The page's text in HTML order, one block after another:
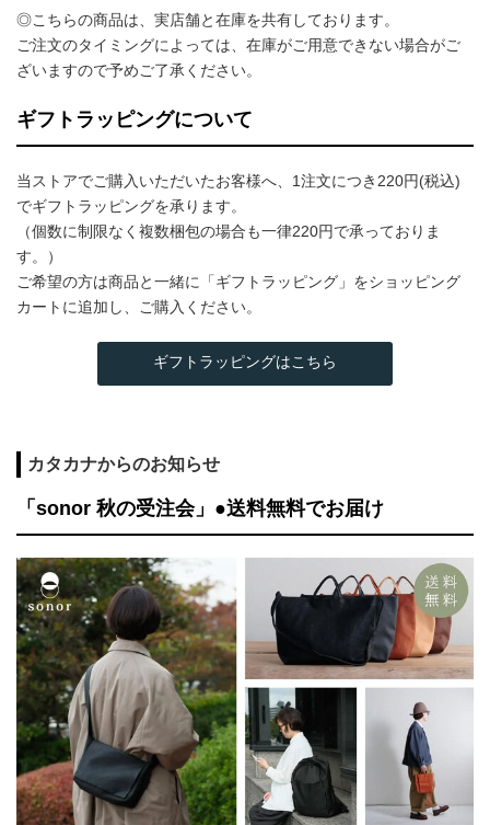
◎こちらの商品は、実店舗と在庫を共有しております。
ご注文のタイミングによっては、在庫がご用意できない場合がご
ざいますので予めご了承ください。
ギフトラッピングについて
当ストアでご購入いただいたお客様へ、1注文につき220円(税込)
でギフトラッピングを承ります。
（個数に制限なく複数梱包の場合も一律220円で承っておりま
す。）
ご希望の方は商品と一緒に「ギフトラッピング」をショッピング
カートに追加し、ご購入ください。
ギフトラッピングはこちら
カタカナからのお知らせ
「sonor 秋の受注会」●送料無料でお届け